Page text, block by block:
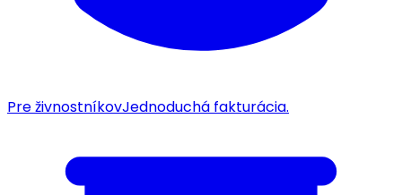
Pre živnostníkovJednoduchá fakturácia.